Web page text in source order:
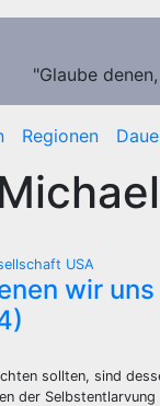
"Glaube
Regionen
USA
wir uns
sollten, sind
der Selbstentlarvung